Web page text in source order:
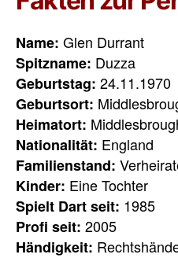
Name: Glen Durrant
Spitzname: Duzza
Geburtstag: 24.11.1970
Geburtsort:
Heimatort:
Nationalität: England
Familienstand:
Kinder: Eine Tochter
Spielt Dart seit: 1985
Profi seit: 2005
Händigkeit: